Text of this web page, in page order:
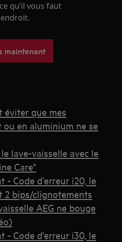
qu’il vous faut
maintenant
éviter que mes
en aluminium ne se
lave-vaisselle avec le
Care"
- Code d’erreur i20, le
2 bips/clignotements
AEG ne bouge
- Code d'erreur i30, le